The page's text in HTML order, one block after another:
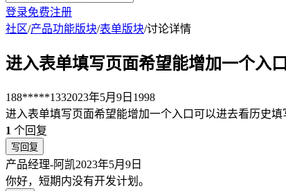
登录免费注册
社区/产品功能版块/表单版块/讨论详情
进入表单填写页面希望能增加一个入
188*****1332023年5月9日 1998
进入表单填写页面希望能增加一个入口可以进去看历史填
1 个回复
写回复
产品经理-阿凯2023年5月9日
你好，短期内没有开发计划。